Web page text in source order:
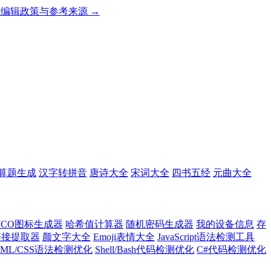
辑政策与参考来源 →
题生成 汉字转拼音 唐诗大全 宋词大全 四书五经 元曲大全
图标生成器 哈希值计算器 随机密码生成器 我的设备信息 存
提取器 颜文字大全 Emoji表情大全 JavaScript语法检测工具
CSS语法检测优化 Shell/Bash代码检测优化 C#代码检测优化